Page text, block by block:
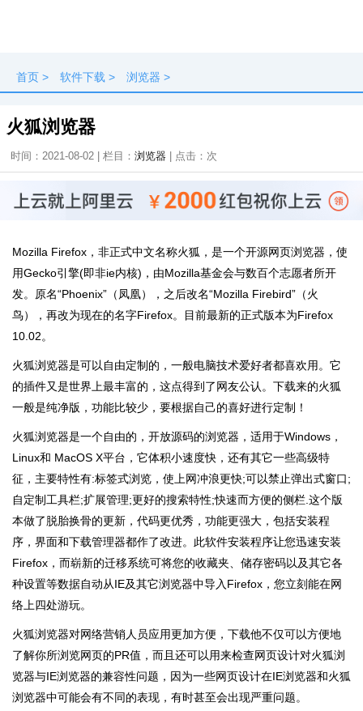
首页 > 软件下载 > 浏览器 >
火狐浏览器
时间：2021-08-02 | 栏目： 浏览器 | 点击： 次
Mozilla Firefox，非正式中文名称火狐，是一个开源网页浏览器，使
用Gecko引擎(即非ie内核)，由Mozilla基金会与数百个志愿者所开
发。原名“Phoenix”（凤凰），之后改名“Mozilla Firebird”（火
鸟），再改为现在的名字Firefox。目前最新的正式版本为Firefox
10.02。
火狐浏览器是可以自由定制的，一般电脑技术爱好者都喜欢用。它
的插件又是世界上最丰富的，这点得到了网友公认。下载来的火狐
一般是纯净版，功能比较少，要根据自己的喜好进行定制！
火狐浏览器是一个自由的，开放源码的浏览器，适用于Windows，
Linux和 MacOS X平台，它体积小速度快，还有其它一些高级特
征，主要特性有:标签式浏览，使上网冲浪更快;可以禁止弹出式窗口;
自定制工具栏;扩展管理;更好的搜索特性;快速而方便的侧栏.这个版
本做了脱胎换骨的更新，代码更优秀，功能更强大，包括安装程
序，界面和下载管理器都作了改进。此软件安装程序让您迅速安装
Firefox，而崭新的迁移系统可将您的收藏夹、储存密码以及其它各
种设置等数据自动从IE及其它浏览器中导入Firefox，您立刻能在网
络上四处游玩。
火狐浏览器对网络营销人员应用更加方便，下载他不仅可以方便地
了解你所浏览网页的PR值，而且还可以用来检查网页设计对火狐浏
览器与IE浏览器的兼容性问题，因为一些网页设计在IE浏览器和火狐
浏览器中可能会有不同的表现，有时甚至会出现严重问题。